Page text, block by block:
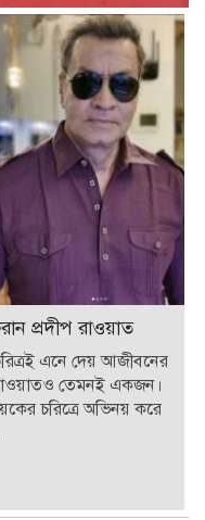
প্রদীপ রাওয়াত
এনে দেয় আজীবনের
রাওয়াতও তেমনই একজন।
চরিত্রে অভিনয় করে